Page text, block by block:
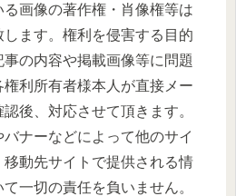
画像の著作権・肖像権等は
ます。権利を侵害する目的
の内容や掲載画像等に問題
利所有者様本人が直接メー
後、対応させて頂きます。
ナーなどによって他のサイ
移動先サイトで提供される情
一切の責任を負いません。